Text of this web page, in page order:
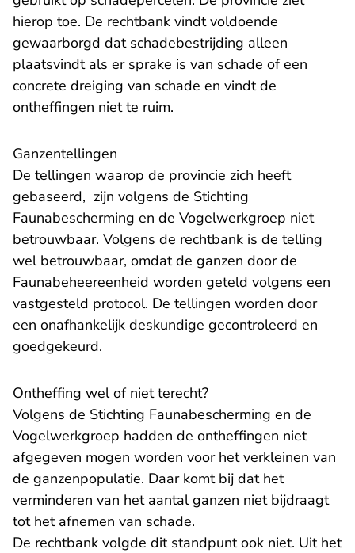
hierop toe. De rechtbank vindt voldoende
gewaarborgd dat schadebestrijding alleen
plaatsvindt als er sprake is van schade of een
concrete dreiging van schade en vindt de
ontheffingen niet te ruim.
Ganzentellingen
De tellingen waarop de provincie zich heeft
gebaseerd, zijn volgens de Stichting
Faunabescherming en de Vogelwerkgroep niet
betrouwbaar. Volgens de rechtbank is de telling
wel betrouwbaar, omdat de ganzen door de
Faunabeheereenheid worden geteld volgens een
vastgesteld protocol. De tellingen worden door
een onafhankelijk deskundige gecontroleerd en
goedgekeurd.
Ontheffing wel of niet terecht?
Volgens de Stichting Faunabescherming en de
Vogelwerkgroep hadden de ontheffingen niet
afgegeven mogen worden voor het verkleinen van
de ganzenpopulatie. Daar komt bij dat het
verminderen van het aantal ganzen niet bijdraagt
tot het afnemen van schade.
De rechtbank volgde dit standpunt ook niet. Uit het